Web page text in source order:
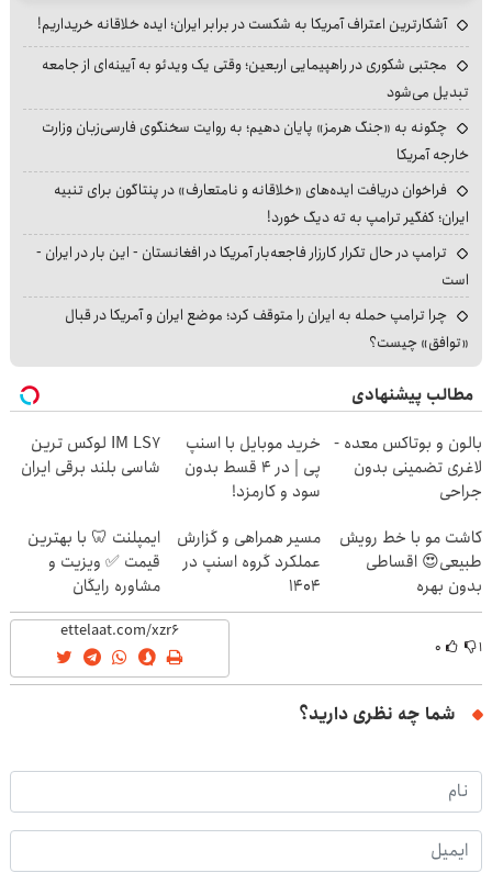
آشکارترین اعتراف آمریکا به شکست در برابر ایران؛ ایده خلاقانه خریداریم!
مجتبی شکوری در راهپیمایی اربعین؛ وقتی یک ویدئو به آیینه‌ای از جامعه
تبدیل می‌شود
چگونه به «جنگ هرمز» پایان دهیم؛ به روایت سخنگوی فارسی‌زبان وزارت
خارجه آمریکا
فراخوان دریافت ایده‌های «خلاقانه و نامتعارف» در پنتاگون برای تنبیه
ایران؛ کفگیر ترامپ به ته دیگ خورد!
ترامپ در حال تکرار کارزار فاجعه‌بار آمریکا در افغانستان - این بار در ایران -
است
چرا ترامپ حمله به ایران را متوقف کرد؛ موضع ایران و آمریکا در قبال
«توافق» چیست؟
مطالب پیشنهادی
بالون و بوتاکس معده -
لاغری تضمینی بدون
جراحی
خرید موبایل با اسنپ
پی | در ۴ قسط بدون
سود و کارمزد!
IM LS7 لوکس ترین
شاسی بلند برقی ایران
کاشت مو با خط رویش
طبیعی😍 اقساطی
بدون بهره
مسیر همراهی و گزارش
عملکرد گروه اسنپ در
۱۴۰۴
ایمپلنت 🦷 با بهترین
قیمت ✅ ویزیت و
مشاوره رایگان
۱ ۰
شما چه نظری دارید؟